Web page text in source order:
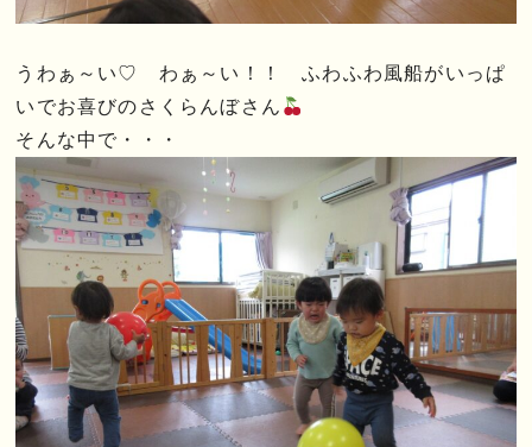
うわぁ～い♡ わぁ～い！！ ふわふわ風船がいっぱ
いでお喜びのさくらんぼさん
そんな中で・・・